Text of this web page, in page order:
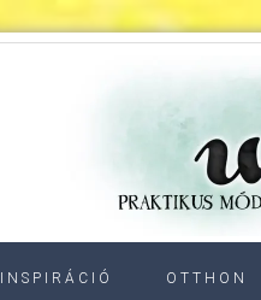
INSPIRÁCIÓ OTTHON